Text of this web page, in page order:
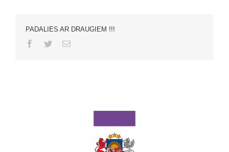
PADALIES AR DRAUGIEM !!!
Facebook
TwitterEmail